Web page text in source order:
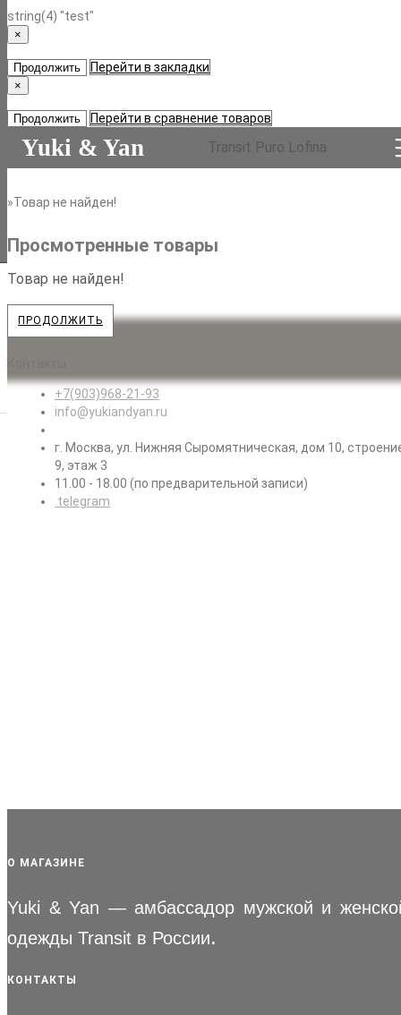
string(4) "test"
×
Продолжить Перейти в закладки
×
Продолжить Перейти в сравнение товаров
Yuki & Yan Transit Puro Lofina
Товар не найден!
Просмотренные товары
Товар не найден!
ПРОДОЛЖИТЬ
+7(903)968-21-93
info@yukiandyan.ru
г. Москва, ул. Нижняя Сыромятническая, дом 10,
9, этаж 3
11.00 - 18.00 (по предварительной записи)
telegram
О МАГАЗИНЕ
Yuki & Yan — амбассадор мужской и
одежды Transit в России.
КОНТАКТЫ